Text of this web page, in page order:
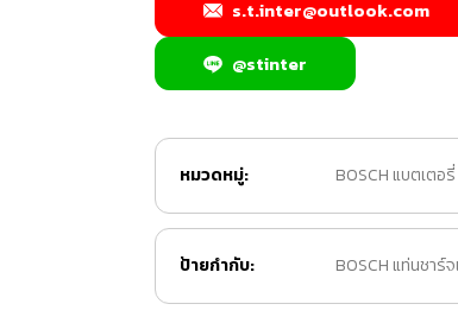
s.t.inter@outlook.com
@stinter
หมวดหมู่: BOSCH แบตเตอ
ป้ายกำกับ: BOSCH แท่นชาร์